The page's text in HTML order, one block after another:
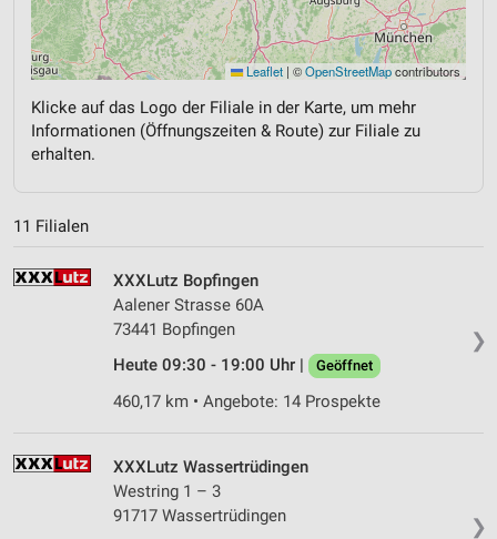
Leaflet | ©OpenStreetMapcontributors
Klicke auf das Logo der Filiale in der Karte, um mehr
Informationen (Öffnungszeiten & Route) zur Filiale zu
erhalten.
11 Filialen
❯
XXXLutz Bopfingen
Aalener Strasse 60A
73441 Bopfingen
Heute 09:30 - 19:00 Uhr |
Geöffnet
460,17 km • Angebote: 14 Prospekte
❯
XXXLutz Wassertrüdingen
Westring 1 – 3
91717 Wassertrüdingen